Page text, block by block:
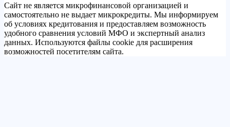
Сайт не является микрофинансовой организацией и
самостоятельно не выдает микрокредиты. Мы информируем
об условиях кредитования и предоставляем возможность
удобного сравнения условий МФО и экспертный анализ
данных. Используются файлы cookie для расширения
возможностей посетителям сайта.